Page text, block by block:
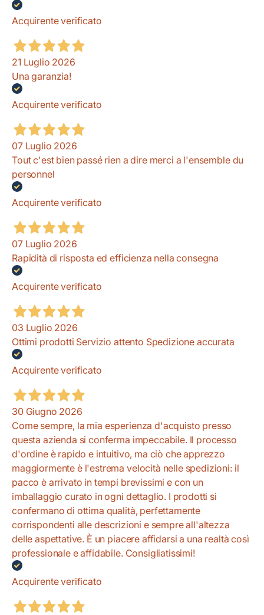
Acquirente verificato
21 Luglio 2026
Una garanzia!
Acquirente verificato
07 Luglio 2026
Tout c'est bien passé rien a dire merci a l'ensemble du
personnel
Acquirente verificato
07 Luglio 2026
Rapidità di risposta ed efficienza nella consegna
Acquirente verificato
03 Luglio 2026
Ottimi prodotti Servizio attento Spedizione accurata
Acquirente verificato
30 Giugno 2026
Come sempre, la mia esperienza d'acquisto presso
questa azienda si conferma impeccabile. Il processo
d'ordine è rapido e intuitivo, ma ciò che apprezzo
maggiormente è l'estrema velocità nelle spedizioni: il
pacco è arrivato in tempi brevissimi e con un
imballaggio curato in ogni dettaglio. I prodotti si
confermano di ottima qualità, perfettamente
corrispondenti alle descrizioni e sempre all'altezza
delle aspettative. È un piacere affidarsi a una realtà così
professionale e affidabile. Consigliatissimi!
Acquirente verificato